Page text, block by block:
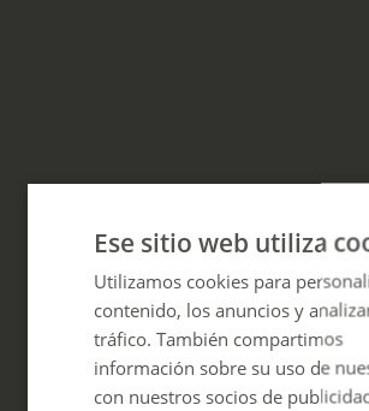
Ese sitio web utiliza
Utilizamos cookies para
contenido, los anuncios y
tráfico. También compartimos
información sobre su uso de
con nuestros socios de